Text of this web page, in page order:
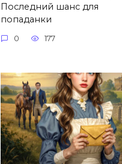
Последний шанс для
попаданки
0 177